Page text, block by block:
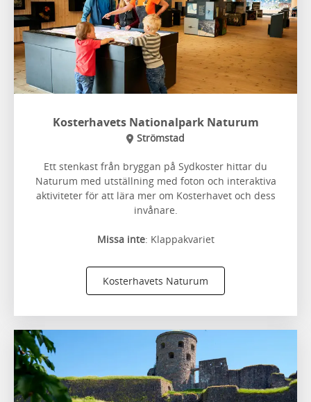
Kosterhavets Nationalpark Naturum
Strömstad
Ett stenkast från bryggan på Sydkoster hittar du
Naturum med utställning med foton och interaktiva
aktiviteter för att lära mer om Kosterhavet och dess
invånare.
Missa inte: Klappakvariet
Kosterhavets Naturum